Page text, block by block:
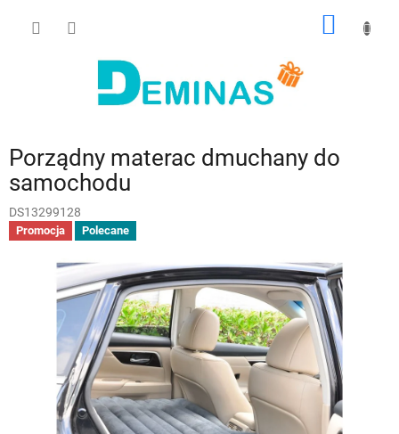
Porządny materac dmuchany do
samochodu
DS13299128
Promocja Polecane